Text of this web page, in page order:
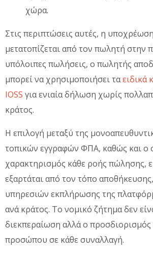
χώρα.
Στις περιπτώσεις αυτές, η
μετατοπίζεται από τον πωλητή στην
υπόλοιπες πωλήσεις, ο πωλητής
μπορεί να χρησιμοποιήσει ταειδικά
IOSS για ενιαία δήλωση χωρίς
κράτος.
Η επιλογή μεταξύ της
τοπικών εγγραφών ΦΠΑ, καθώς και ο
χαρακτηρισμός κάθε ροής πώλησης,
εξαρτάται από τον τόπο
υπηρεσιών εκπλήρωσης της
ανά κράτος. Το νομικό ζήτημα δεν
διεκπεραίωση αλλά ο
προσώπου σε κάθε συναλλαγή.